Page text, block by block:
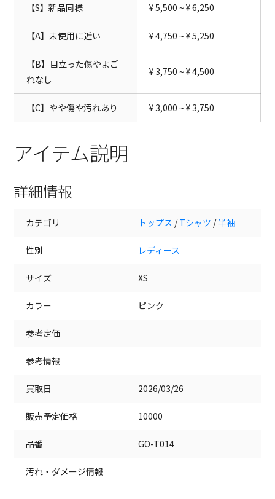
【S】新品同様 ¥ 5,500 ~ ¥ 6,250
【A】未使用に近い ¥ 4,750 ~ ¥ 5,250
【B】目立った傷やよご
れなし
¥ 3,750 ~ ¥ 4,500
【C】やや傷や汚れあり ¥ 3,000 ~ ¥ 3,750
アイテム説明
詳細情報
カテゴリ トップス /Tシャツ /半袖
性別 レディース
サイズ XS
カラー ピンク
参考定価
参考情報
買取日 2026/03/26
販売予定価格 10000
品番 GO-T014
汚れ・ダメージ情報